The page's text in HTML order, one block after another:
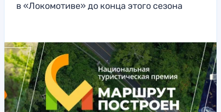
в «Локомотиве» до конца этого сезона